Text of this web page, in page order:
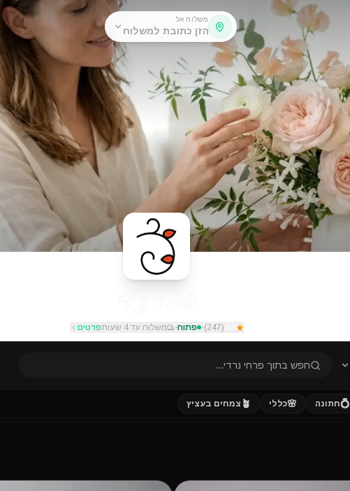
משלוח אל
הזן כתובת למשלוח
(
247
)
· פתוח· משלוח עד 4 שעות פרטים
חפש בתוך פרחי נרדי...
💍חתונה 🌸כללי 🪴 צמחים בעציץ